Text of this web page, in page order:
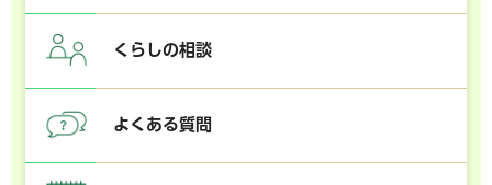
くらしの相談
よくある質問